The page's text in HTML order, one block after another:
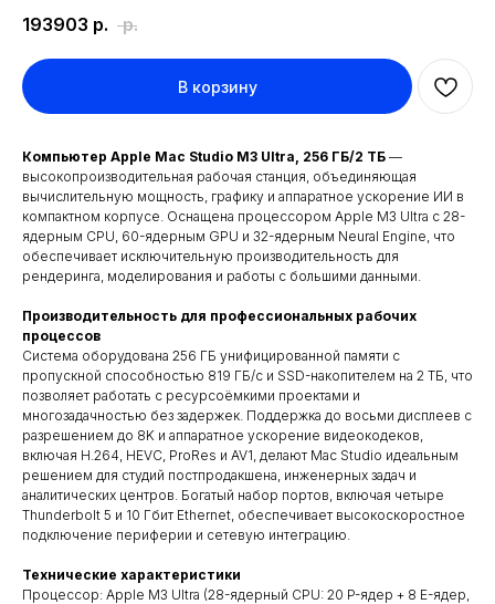
193903 р. р.
В корзину
Компьютер Apple Mac Studio M3 Ultra, 256 ГБ/2 ТБ —
высокопроизводительная рабочая станция, объединяющая
вычислительную мощность, графику и аппаратное ускорение ИИ в
компактном корпусе. Оснащена процессором Apple M3 Ultra с 28-
ядерным CPU, 60-ядерным GPU и 32-ядерным Neural Engine, что
обеспечивает исключительную производительность для
рендеринга, моделирования и работы с большими данными.
Производительность для профессиональных рабочих
процессов
Система оборудована 256 ГБ унифицированной памяти с
пропускной способностью 819 ГБ/с и SSD-накопителем на 2 ТБ, что
позволяет работать с ресурсоёмкими проектами и
многозадачностью без задержек. Поддержка до восьми дисплеев с
разрешением до 8K и аппаратное ускорение видеокодеков,
включая H.264, HEVC, ProRes и AV1, делают Mac Studio идеальным
решением для студий постпродакшена, инженерных задач и
аналитических центров. Богатый набор портов, включая четыре
Thunderbolt 5 и 10 Гбит Ethernet, обеспечивает высокоскоростное
подключение периферии и сетевую интеграцию.
Технические характеристики
Процессор: Apple M3 Ultra (28-ядерный CPU: 20 P-ядер + 8 E-ядер,